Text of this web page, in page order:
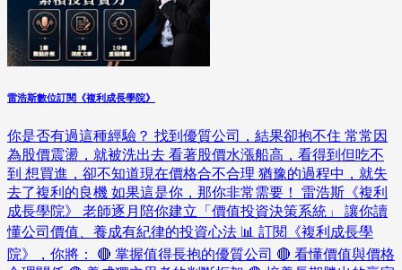
雷浩斯數位訂閱《複利成長學院》
你是否有過這種經驗？ 找到優質公司，結果卻抱不住 常常因
為股價震盪，就被洗出去 看著股價水漲船高，看得到但吃不
到 想買進，卻不知道現在價格合不合理 猶豫的過程中，就失
去了複利的良機 如果這是你，那你非常需要！ 雷浩斯《複利
成長學院》 老師逐月陪你建立「價值投資決策系統」 讓你讀
懂公司價值、養成有紀律的投資心法 📊 訂閱《複利成長學
院》，你將： 🔴 掌握值得長抱的優質公司 🔴 看懂價值與價格